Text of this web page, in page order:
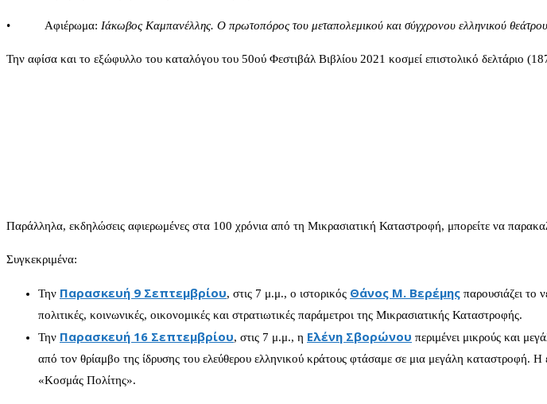
• Αφιέρωμα: Ιάκωβος Καμπανέλλης. Ο πρωτοπόρος του μεταπολεμικού και σύγχρονου ελληνικού
Την αφίσα και το εξώφυλλο του καταλόγου του 50ού Φεστιβάλ Βιβλίου 2021 κοσμεί επιστολικό δελτάριο
Παράλληλα, εκδηλώσεις αφιερωμένες στα 100 χρόνια από τη Μικρασιατική Καταστροφή, μπορείτε να
Συγκεκριμένα:
Την Παρασκευή 9 Σεπτεμβρίου, στις 7 μ.μ., ο ιστορικός Θάνος Μ. Βερέμης παρουσιάζει το
πολιτικές, κοινωνικές, οικονομικές και στρατιωτικές παράμετροι της Μικρασιατικής Καταστροφής.
Την Παρασκευή 16 Σεπτεμβρίου, στις 7 μ.μ., η Ελένη Σβορώνου περιμένει μικρούς και
από τον θρίαμβο της ίδρυσης του ελεύθερου ελληνικού κράτους φτάσαμε σε μια μεγάλη καταστροφή.
«Κοσμάς Πολίτης».